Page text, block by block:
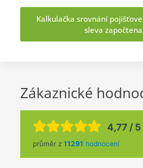
Kalkulačka srovnání
sleva započtena
Zákaznické
4,77 / 5
průměr z 11291 hodnocení